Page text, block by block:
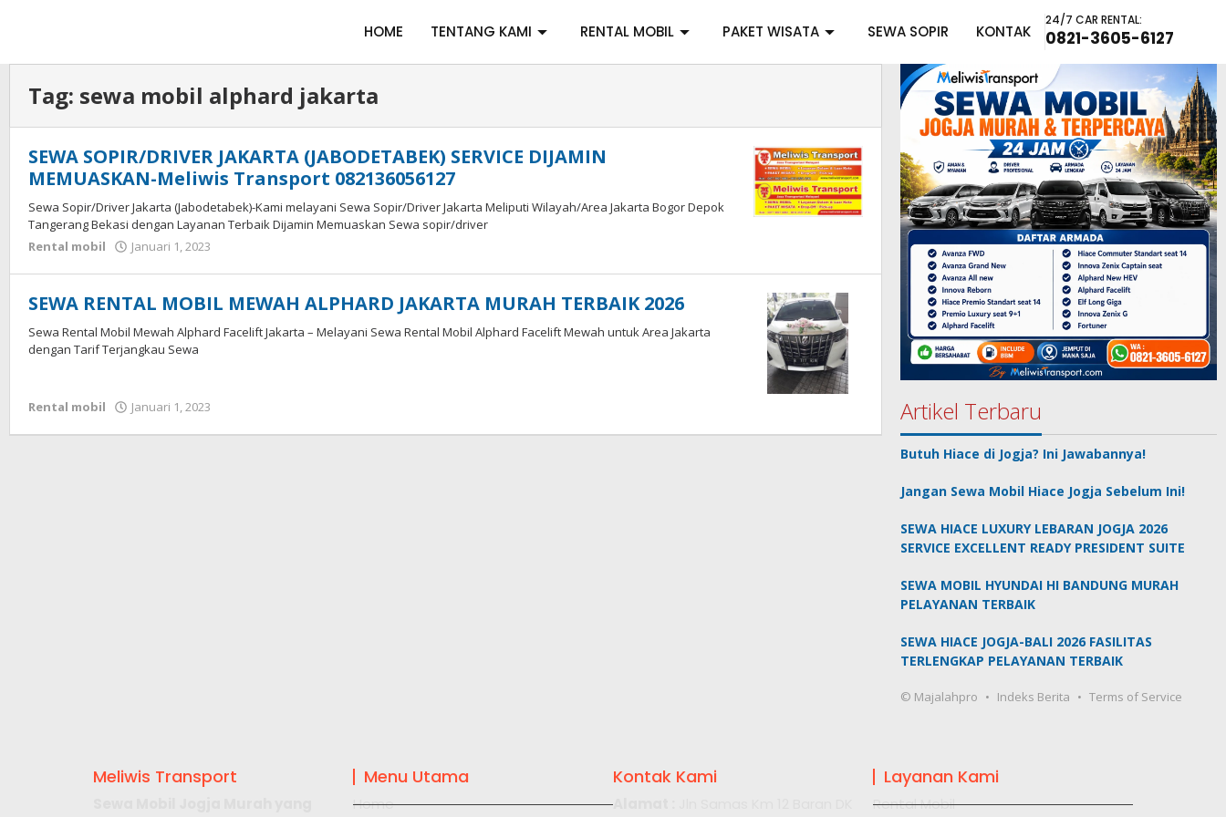
HOME TENTANG KAMI RENTAL MOBIL PAKET WISATA SEWA SOPIR KONTAK
24/7 CAR RENTAL:
0821-3605-6127
Tag: sewa mobil alphard jakarta
SEWA SOPIR/DRIVER JAKARTA (JABODETABEK) SERVICE DIJAMIN
MEMUASKAN-Meliwis Transport 082136056127
Sewa Sopir/Driver Jakarta (Jabodetabek)-Kami melayani Sewa Sopir/Driver Jakarta Meliputi Wilayah/Area Jakarta Bogor Depok
Tangerang Bekasi dengan Layanan Terbaik Dijamin Memuaskan Sewa sopir/driver
Rental mobil
Januari 1, 2023
SEWA RENTAL MOBIL MEWAH ALPHARD JAKARTA MURAH TERBAIK 2026
Sewa Rental Mobil Mewah Alphard Facelift Jakarta – Melayani Sewa Rental Mobil Alphard Facelift Mewah untuk Area Jakarta
dengan Tarif Terjangkau Sewa
Rental mobil Januari 1, 2023 Artikel Terbaru
Butuh Hiace di Jogja? Ini Jawabannya!
Jangan Sewa Mobil Hiace Jogja Sebelum Ini!
SEWA HIACE LUXURY LEBARAN JOGJA 2026
SERVICE EXCELLENT READY PRESIDENT SUITE
SEWA MOBIL HYUNDAI HI BANDUNG MURAH
PELAYANAN TERBAIK
SEWA HIACE JOGJA-BALI 2026 FASILITAS
TERLENGKAP PELAYANAN TERBAIK
© Majalahpro Indeks Berita Terms of Service
Meliwis Transport Menu Utama
Home
Kontak Kami Layanan Kami
Rental Mobil